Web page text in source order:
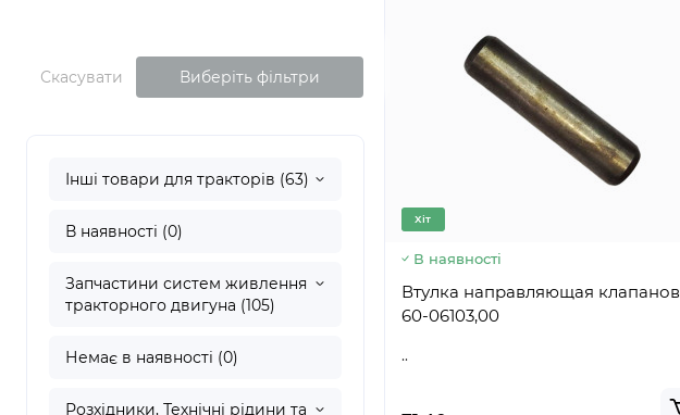
Скасувати Виберіть фільтри
Інші товари для тракторів (63)
В наявності (0)
Запчастини систем живлення
тракторного двигуна (105)
Немає в наявності (0)
Розхідники, Технічні рідини та
Хіт
В наявності
Втулка направляющая клапанов
60-06103,00
..